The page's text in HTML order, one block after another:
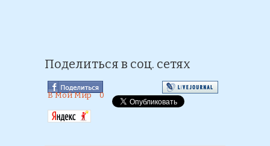
Поделиться в соц. сетях
В Мой Мир 0